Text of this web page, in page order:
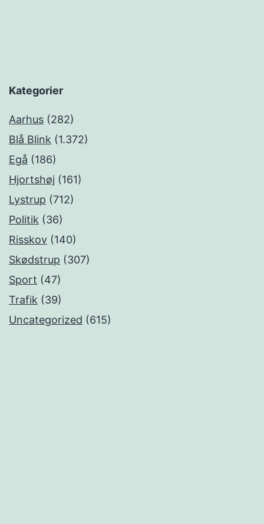
Kategorier
Aarhus (282)
Blå Blink (1.372)
Egå (186)
Hjortshøj (161)
Lystrup (712)
Politik (36)
Risskov (140)
Skødstrup (307)
Sport (47)
Trafik (39)
Uncategorized (615)